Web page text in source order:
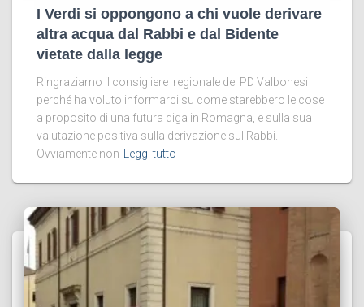
I Verdi si oppongono a chi vuole derivare
altra acqua dal Rabbi e dal Bidente
vietate dalla legge
Ringraziamo il consigliere regionale del PD Valbonesi
perché ha voluto informarci su come starebbero le cose
a proposito di una futura diga in Romagna, e sulla sua
valutazione positiva sulla derivazione sul Rabbi.
Ovviamente non
Leggi tutto